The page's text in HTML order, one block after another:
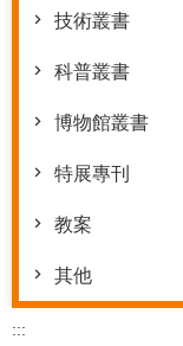
技術叢書
科普叢書
博物館叢書
特展專刊
教案
其他
:::